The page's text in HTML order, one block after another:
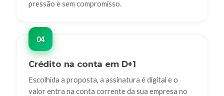
pressão e sem compromisso.
Crédito na conta em D+1
Escolhida a proposta, a assinatura é digital e o
valor entra na conta corrente da sua empresa no